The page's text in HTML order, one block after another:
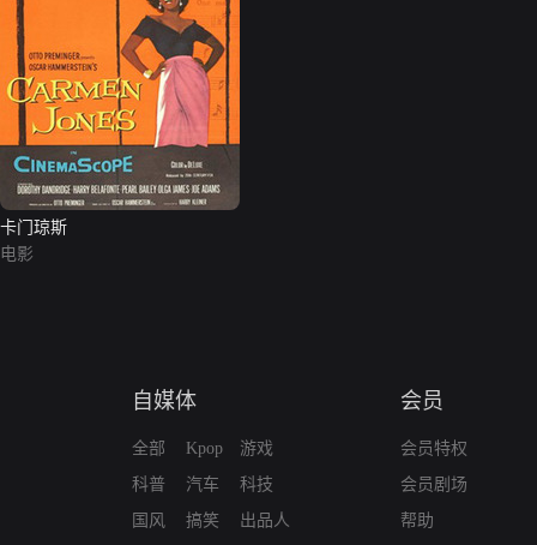
卡门琼斯
电影
自媒体
全部
科普
国风
Kpop
汽车
搞笑
游戏
科技
出品人
会员
会员特权
会员剧场
帮助